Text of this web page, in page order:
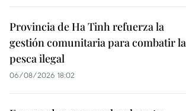
Provincia de Ha Tinh refuerza la
gestión comunitaria para combatir la
pesca ilegal
06/08/2026 18:02